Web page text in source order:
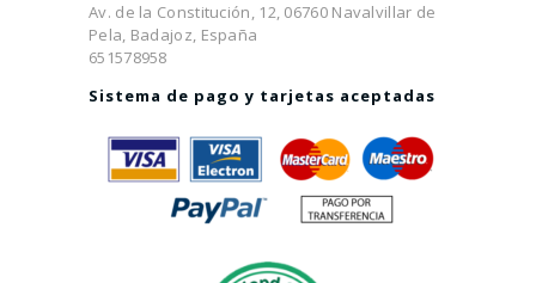
Av. de la Constitución, 12, 06760 Navalvillar de
Pela, Badajoz, España
651578958
Sistema de pago y tarjetas aceptadas